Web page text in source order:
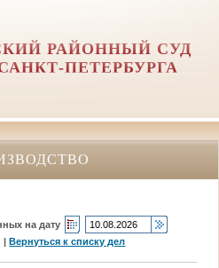
РАЙОННЫЙ СУД
ПЕТЕРБУРГА
на дату
|Вернуться к списку дел